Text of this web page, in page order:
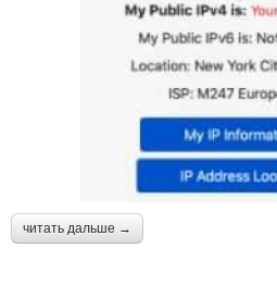
читать дальше →